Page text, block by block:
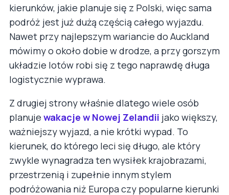
kierunków, jakie planuje się z Polski, więc sama
podróż jest już dużą częścią całego wyjazdu.
Nawet przy najlepszym wariancie do Auckland
mówimy o około dobie w drodze, a przy gorszym
układzie lotów robi się z tego naprawdę długa
logistycznie wyprawa.
Z drugiej strony właśnie dlatego wiele osób
planuje wakacje w Nowej Zelandii jako większy,
ważniejszy wyjazd, a nie krótki wypad. To
kierunek, do którego leci się długo, ale który
zwykle wynagradza ten wysiłek krajobrazami,
przestrzenią i zupełnie innym stylem
podróżowania niż Europa czy popularne kierunki